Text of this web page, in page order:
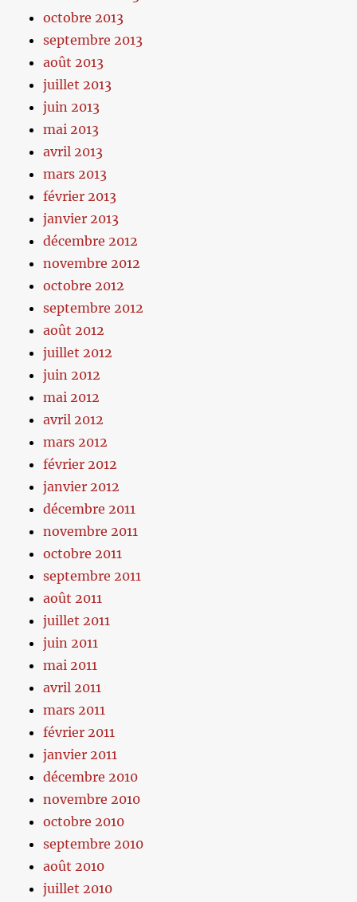
octobre 2013
septembre 2013
août 2013
juillet 2013
juin 2013
mai 2013
avril 2013
mars 2013
février 2013
janvier 2013
décembre 2012
novembre 2012
octobre 2012
septembre 2012
août 2012
juillet 2012
juin 2012
mai 2012
avril 2012
mars 2012
février 2012
janvier 2012
décembre 2011
novembre 2011
octobre 2011
septembre 2011
août 2011
juillet 2011
juin 2011
mai 2011
avril 2011
mars 2011
février 2011
janvier 2011
décembre 2010
novembre 2010
octobre 2010
septembre 2010
août 2010
juillet 2010